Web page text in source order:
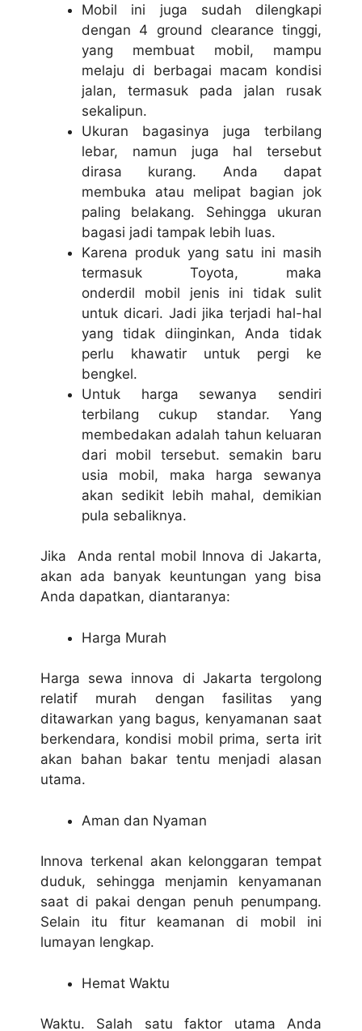
Mobil ini juga sudah dilengkapi
dengan 4 ground clearance tinggi,
yang membuat mobil, mampu
melaju di berbagai macam kondisi
jalan, termasuk pada jalan rusak
sekalipun.
Ukuran bagasinya juga terbilang
lebar, namun juga hal tersebut
dirasa kurang. Anda dapat
membuka atau melipat bagian jok
paling belakang. Sehingga ukuran
bagasi jadi tampak lebih luas.
Karena produk yang satu ini masih
termasuk Toyota, maka
onderdil mobil jenis ini tidak sulit
untuk dicari. Jadi jika terjadi hal-hal
yang tidak diinginkan, Anda tidak
perlu khawatir untuk pergi ke
bengkel.
Untuk harga sewanya sendiri
terbilang cukup standar. Yang
membedakan adalah tahun keluaran
dari mobil tersebut. semakin baru
usia mobil, maka harga sewanya
akan sedikit lebih mahal, demikian
pula sebaliknya.
Jika Anda rental mobil Innova di Jakarta,
akan ada banyak keuntungan yang bisa
Anda dapatkan, diantaranya:
Harga Murah
Harga sewa innova di Jakarta tergolong
relatif murah dengan fasilitas yang
ditawarkan yang bagus, kenyamanan saat
berkendara, kondisi mobil prima, serta irit
akan bahan bakar tentu menjadi alasan
utama.
Aman dan Nyaman
Innova terkenal akan kelonggaran tempat
duduk, sehingga menjamin kenyamanan
saat di pakai dengan penuh penumpang.
Selain itu fitur keamanan di mobil ini
lumayan lengkap.
Hemat Waktu
Waktu. Salah satu faktor utama Anda